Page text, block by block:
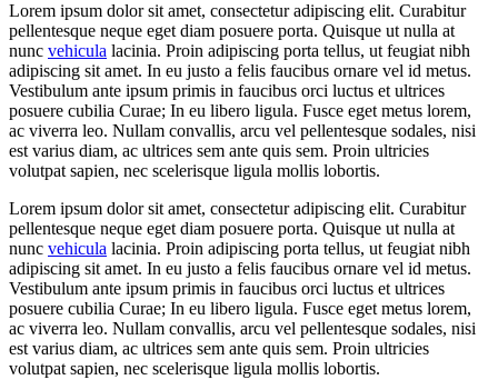
Lorem ipsum dolor sit amet, consectetur adipiscing elit. Curabitur
pellentesque neque eget diam posuere porta. Quisque ut nulla at
nunc vehicula lacinia. Proin adipiscing porta tellus, ut feugiat nibh
adipiscing sit amet. In eu justo a felis faucibus ornare vel id metus.
Vestibulum ante ipsum primis in faucibus orci luctus et ultrices
posuere cubilia Curae; In eu libero ligula. Fusce eget metus lorem,
ac viverra leo. Nullam convallis, arcu vel pellentesque sodales, nisi
est varius diam, ac ultrices sem ante quis sem. Proin ultricies
volutpat sapien, nec scelerisque ligula mollis lobortis.
Lorem ipsum dolor sit amet, consectetur adipiscing elit. Curabitur
pellentesque neque eget diam posuere porta. Quisque ut nulla at
nunc vehicula lacinia. Proin adipiscing porta tellus, ut feugiat nibh
adipiscing sit amet. In eu justo a felis faucibus ornare vel id metus.
Vestibulum ante ipsum primis in faucibus orci luctus et ultrices
posuere cubilia Curae; In eu libero ligula. Fusce eget metus lorem,
ac viverra leo. Nullam convallis, arcu vel pellentesque sodales, nisi
est varius diam, ac ultrices sem ante quis sem. Proin ultricies
volutpat sapien, nec scelerisque ligula mollis lobortis.